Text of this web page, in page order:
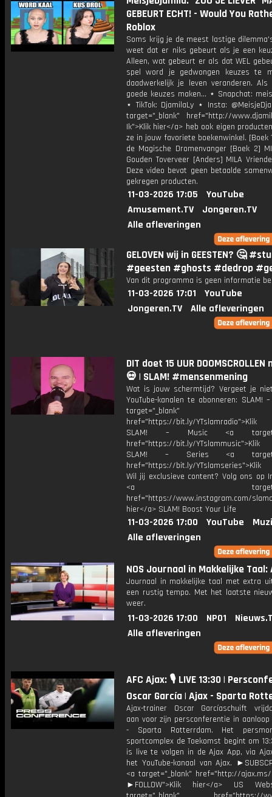
GEBEURT ECHT! - Would You
Roblox
Soms krijg je de meest lastige
weet dat er niks gebeurt als je een
Alleen, wat gebeurt er als dat WEL
spel word je gedwongen keuzes te
daadwerkelijk je leven veranderen.
goede keuzes maken... ⋆ Snapchat:
⋆ TikTok: DjamilaLy ⋆ Insta:
target="_blank" href="http://
Ik">Klik hier</a> heb ook eigen
ze in jouw favoriete boekenwinkel. [Boek
de Magische Dromenvanger [Boek 2]
Gouden Toverveer [Anders] MILA
Deze video bevat geen betaalde
gekregen producten.
11-03-2026 17:05
YouTube
Amusement.TV
Jongeren.TV
Alle afleveringen
GELOVEN wij in GEESTEN? 🤔
#geesten #ghosts #dedrop
Van dit programma is geen informatie
11-03-2026 17:01
YouTube
Jongeren.TV
Alle afleveringen
DIT doet 15 UUR
💀 | SLAM! #mensenmening
Wat is jouw schermtijd? Vergeet je
YouTube-kanalen te abonneren: SLAM!
target="_blank"
href="https://bit.ly/
SLAM! – Music <a
href="https://bit.ly/
SLAM! – Series <a
href="https://bit.ly/
Wil jij exclusieve content? Volg ons op
<a
href="https://www.instagram.com/
hier</a> SLAM! Boost Your Life
11-03-2026 17:00 YouTube
Alle afleveringen
NOS Journaal in Makkelijke
Journaal in makkelijke taal met extra
een rustig tempo. Met het laatste
weer.
11-03-2026 17:00 NPO1
Alle afleveringen
AFC Ajax: 🎙️ LIVE 13:30 |
Oscar García | Ajax - Sparta
Ajax-trainer Oscar Garcíaschuift
aan voor zijn persconferentie in aanloop
- Sparta Rotterrdam. Het
sportcomplex de Toekomst begint om
is live te volgen in de Ajax App, via
het YouTube-kanaal van Ajax.
<a target="_blank" href="http://
►FOLLOW">Klik hier</a> US